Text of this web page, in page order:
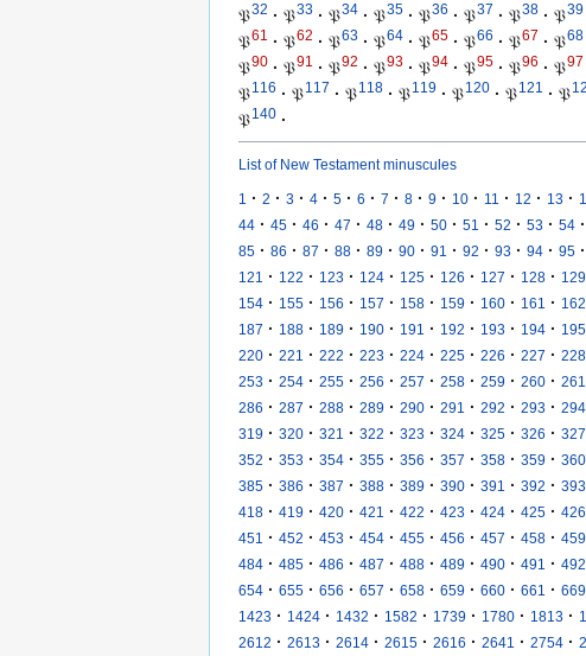
𝔓32 · 𝔓33 · 𝔓34 · 𝔓35 · 𝔓36 · 𝔓37 · 𝔓38 · 𝔓39
𝔓61 · 𝔓62 · 𝔓63 · 𝔓64 · 𝔓65 · 𝔓66 · 𝔓67 · 𝔓68
𝔓90 · 𝔓91 · 𝔓92 · 𝔓93 · 𝔓94 · 𝔓95 · 𝔓96 · 𝔓97
𝔓116 · 𝔓117 · 𝔓118 · 𝔓119 · 𝔓120 · 𝔓121 · 𝔓
𝔓140 ·
List of New Testament minuscules
1 · 2 · 3 · 4 · 5 · 6 · 7 · 8 · 9 · 10 · 11 · 12 · 13 ·
44 · 45 · 46 · 47 · 48 · 49 · 50 · 51 · 52 · 53 · 54 ·
85 · 86 · 87 · 88 · 89 · 90 · 91 · 92 · 93 · 94 · 95 ·
121 · 122 · 123 · 124 · 125 · 126 · 127 · 128 · 129
154 · 155 · 156 · 157 · 158 · 159 · 160 · 161 · 162
187 · 188 · 189 · 190 · 191 · 192 · 193 · 194 · 195
220 · 221 · 222 · 223 · 224 · 225 · 226 · 227 · 228
253 · 254 · 255 · 256 · 257 · 258 · 259 · 260 · 261
286 · 287 · 288 · 289 · 290 · 291 · 292 · 293 · 294
319 · 320 · 321 · 322 · 323 · 324 · 325 · 326 · 327
352 · 353 · 354 · 355 · 356 · 357 · 358 · 359 · 360
385 · 386 · 387 · 388 · 389 · 390 · 391 · 392 · 393
418 · 419 · 420 · 421 · 422 · 423 · 424 · 425 · 426
451 · 452 · 453 · 454 · 455 · 456 · 457 · 458 · 459
484 · 485 · 486 · 487 · 488 · 489 · 490 · 491 · 492
654 · 655 · 656 · 657 · 658 · 659 · 660 · 661 · 669
1423 · 1424 · 1432 · 1582 · 1739 · 1780 · 1813 ·
2612 · 2613 · 2614 · 2615 · 2616 · 2641 · 2754 ·